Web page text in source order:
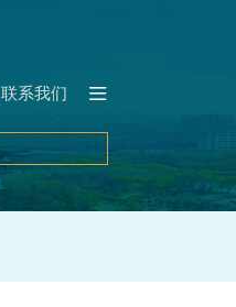
党建文化
党务工作
联系我们